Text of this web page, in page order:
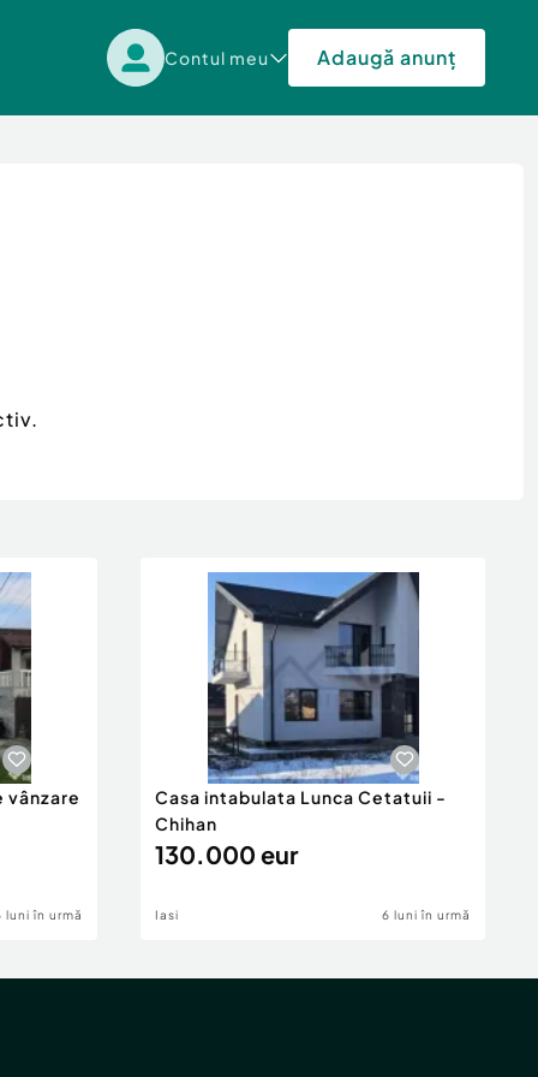
Contul meu Adaugă anunț
vânzare
luni în urmă
Casa intabulata Lunca Cetatuii -
Chihan
130.000 eur
Iasi 6 luni în urmă